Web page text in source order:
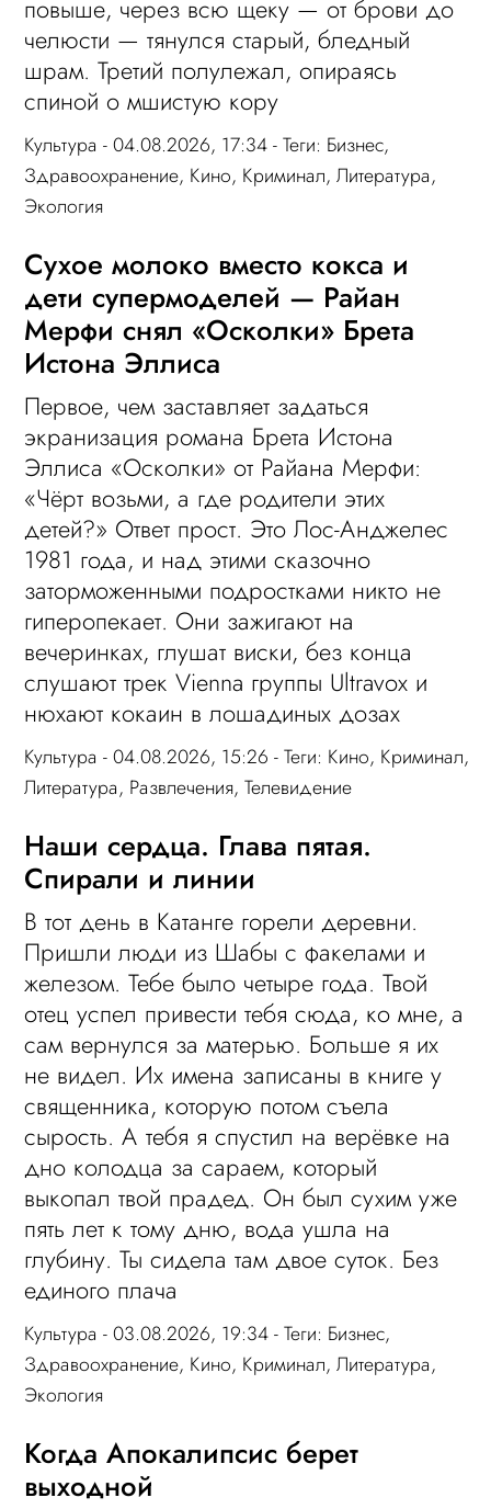
повыше, через всю щеку — от брови до
челюсти — тянулся старый, бледный
шрам. Третий полулежал, опираясь
спиной о мшистую кору
Культура - 04.08.2026, 17:34 - Теги: Бизнес,
Здравоохранение, Кино, Криминал,Литература,
Экология
Сухое молоко вместо кокса и
дети супермоделей — Райан
Мерфи снял «Осколки» Брета
Истона Эллиса
Первое, чем заставляет задаться
экранизация романа Брета Истона
Эллиса «Осколки» от Райана Мерфи:
«Чёрт возьми, а где родители этих
детей?» Ответ прост. Это Лос-Анджелес
1981 года, и над этими сказочно
заторможенными подростками никто не
гиперопекает. Они зажигают на
вечеринках, глушат виски, без конца
слушают трек Vienna группы Ultravox и
нюхают кокаин в лошадиных дозах
Культура - 04.08.2026, 15:26 - Теги: Кино, Криминал,
Литература, Развлечения,Телевидение
Наши сердца. Глава пятая.
Спирали и линии
В тот день в Катанге горели деревни.
Пришли люди из Шабы с факелами и
железом. Тебе было четыре года. Твой
отец успел привести тебя сюда, ко мне, а
сам вернулся за матерью. Больше я их
не видел. Их имена записаны в книге у
священника, которую потом съела
сырость. А тебя я спустил на верёвке на
дно колодца за сараем, который
выкопал твой прадед. Он был сухим уже
пять лет к тому дню, вода ушла на
глубину. Ты сидела там двое суток. Без
единого плача
Культура - 03.08.2026, 19:34 - Теги: Бизнес,
Здравоохранение, Кино, Криминал,Литература,
Экология
Когда Апокалипсис берет
выходной